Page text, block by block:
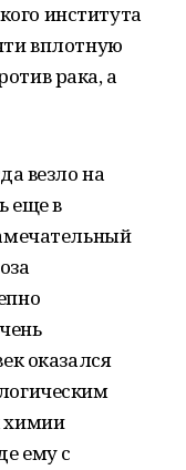
института
вплотную
рака, а
везло на
еще в
оказался
химии
ему с